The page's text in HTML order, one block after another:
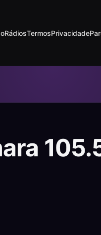
RádiosTermosPrivacidade